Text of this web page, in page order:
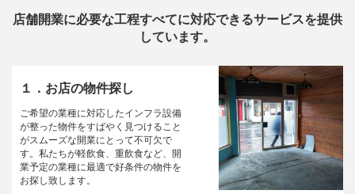
店舗開業に必要な工程すべてに対応できるサービスを提供
しています。
１．お店の物件探し
ご希望の業種に対応したインフラ設備
が整った物件をすばやく見つけること
がスムーズな開業にとって不可欠で
す。私たちが軽飲食、重飲食など、開
業予定の業種に最適で好条件の物件を
お探し致します。